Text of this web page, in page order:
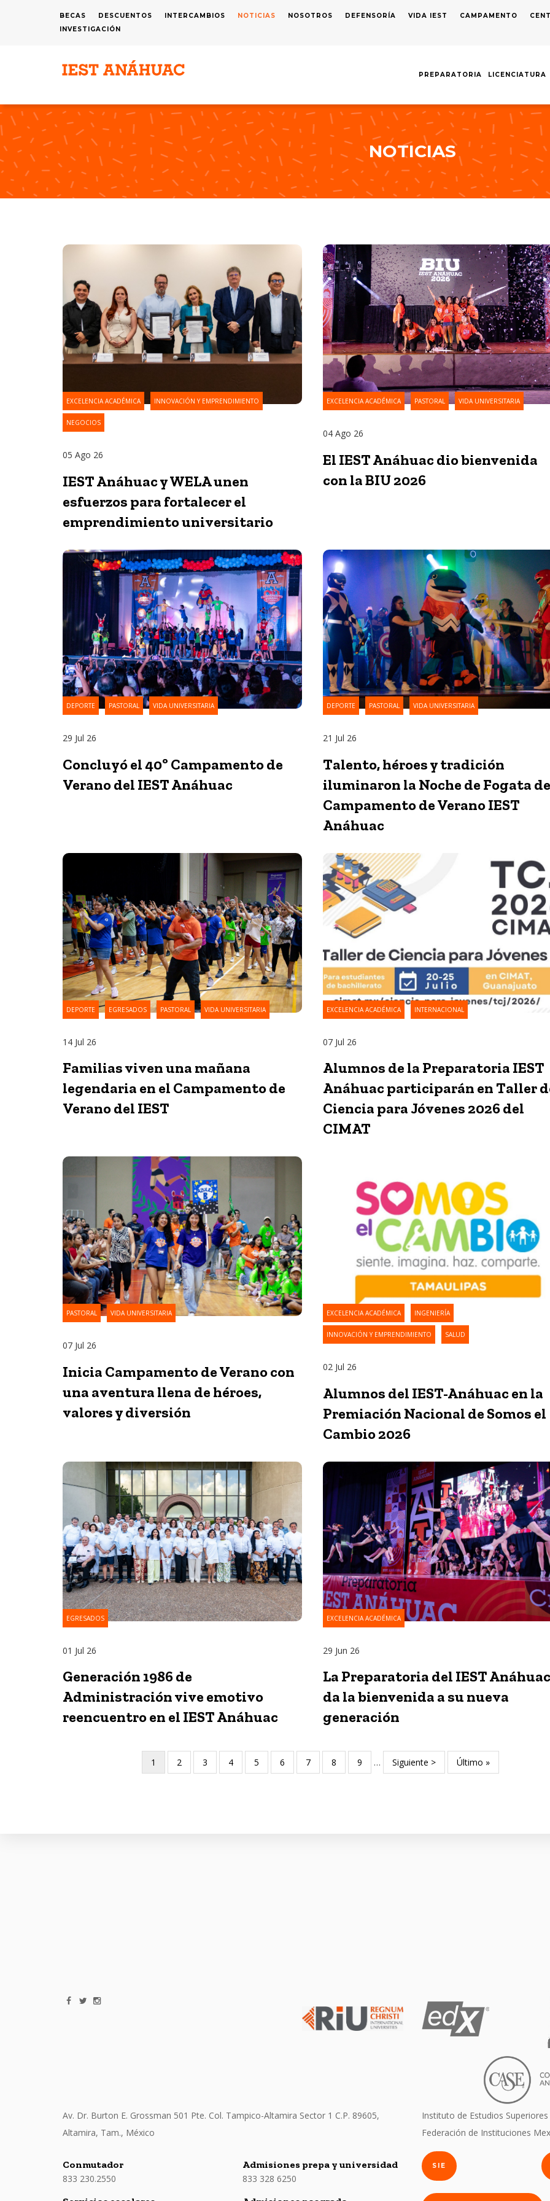
MENÚ
SUPERIOR
BECAS DESCUENTOS INTERCAMBIOS NOTICIAS NOSOTROS DEFENSORÍA VIDA IEST CAMPAMENTO
INVESTIGACIÓN
PREPARATORIA LICENCIATURA
NOTICIAS
EXCELENCIA ACADÉMICA INNOVACIÓN Y EMPRENDIMIENTO
NEGOCIOS
05 Ago 26
IEST Anáhuac y WELA unen
esfuerzos para fortalecer el
emprendimiento universitario
EXCELENCIA ACADÉMICA PASTORAL VIDA UNIVERSITARIA
04 Ago 26
El IEST Anáhuac dio bienvenida
con la BIU 2026
DEPORTE PASTORAL VIDA UNIVERSITARIA
29 Jul 26
Concluyó el 40º Campamento de
Verano del IEST Anáhuac
DEPORTE PASTORAL VIDA UNIVERSITARIA
21 Jul 26
Talento, héroes y tradición
iluminaron la Noche de Fogata
Campamento de Verano IEST
Anáhuac
DEPORTE EGRESADOS PASTORAL VIDA UNIVERSITARIA
14 Jul 26
Familias viven una mañana
legendaria en el Campamento de
Verano del IEST
EXCELENCIA ACADÉMICA INTERNACIONAL
07 Jul 26
Alumnos de la Preparatoria IEST
Anáhuac participarán en Taller
Ciencia para Jóvenes 2026 del
CIMAT
PASTORAL VIDA UNIVERSITARIA
07 Jul 26
Inicia Campamento de Verano con
una aventura llena de héroes,
valores y diversión
EXCELENCIA ACADÉMICA INGENIERÍA
INNOVACIÓN Y EMPRENDIMIENTO SALUD
02 Jul 26
Alumnos del IEST-Anáhuac en la
Premiación Nacional de Somos el
Cambio 2026
EGRESADOS
01 Jul 26
Generación 1986 de
Administración vive emotivo
reencuentro en el IEST Anáhuac
EXCELENCIA ACADÉMICA
29 Jun 26
La Preparatoria del IEST Anáhuac
da la bienvenida a su nueva
generación
Página
1 Page
2 Page
3 Page
4 Page
5 Page
6 Page
7 Page
8 Page
9 …
Siguiente
Siguiente >
Última
Último »
Av. Dr. Burton E. Grossman 501 Pte. Col. Tampico-Altamira Sector 1 C.P. 89605,
Altamira, Tam., México
Instituto de Estudios
Federación de Instituciones
Conmutador
833 230.2550
Admisiones prepa y universidad
833 328 6250
SIE